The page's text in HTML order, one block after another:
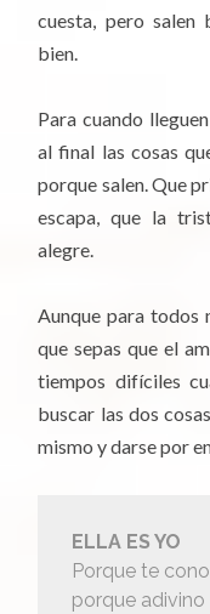
cuesta, pero salen
bien.
Para cuando
al final las cosas
porque salen. Que
escapa, que la
alegre.
Aunque para todos
que sepas que el
tiempos difíciles
buscar las dos
mismo y darse por
ELLA ES YO
Porque te
porque adivino